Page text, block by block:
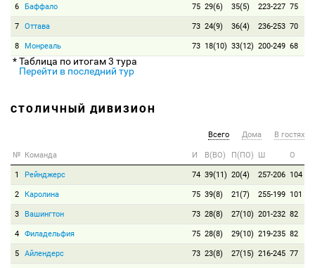
6 Баффало 75 29(6) 35(5) 223-227 75
7 Оттава 73 24(9) 36(4) 236-253 70
8 Монреаль 73 18(10) 33(12) 200-249 68
* Таблица по итогам 3 тура
Перейти в последний тур
СТОЛИЧНЫЙ ДИВИЗИОН
Всего Дома В гостях
№ Команда И В(ВО) П(ПО) Ш О
1 Рейнджерс 74 39(11) 20(4) 257-206 104
2 Каролина 75 39(8) 21(7) 255-199 101
3 Вашингтон 73 28(8) 27(10) 201-232 82
4 Филадельфия 75 28(8) 29(10) 219-235 82
5 Айлендерс 73 23(8) 27(15) 216-245 77